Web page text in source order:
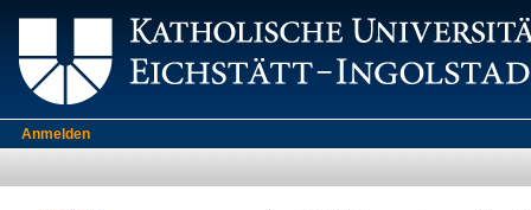
Anmelden